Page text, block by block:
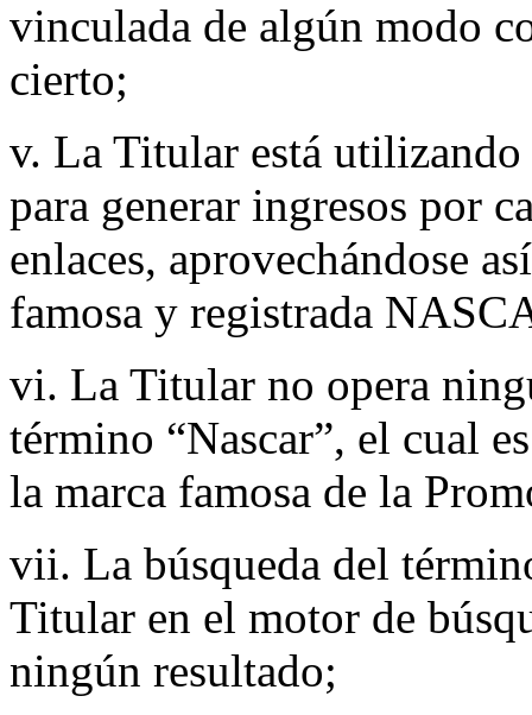
vinculada de algún modo
cierto;
v. La Titular está
para generar ingresos por
enlaces, aprovechándose
famosa y registrada
vi. La Titular no opera
término “Nascar”, el cual
la marca famosa de la
vii. La búsqueda del
Titular en el motor de
ningún resultado;